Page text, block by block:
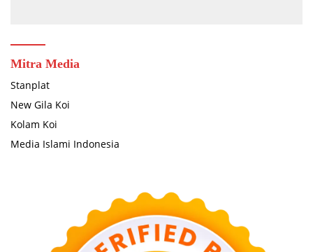
Mitra Media
Stanplat
New Gila Koi
Kolam Koi
Media Islami Indonesia